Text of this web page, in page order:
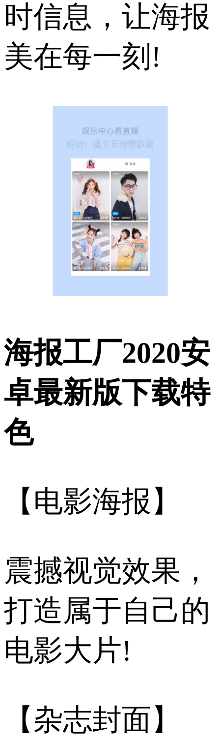
时信息，让海报
美在每一刻!
海报工厂2020安
卓最新版下载特
色
【电影海报】
震撼视觉效果，
打造属于自己的
电影大片!
【杂志封面】